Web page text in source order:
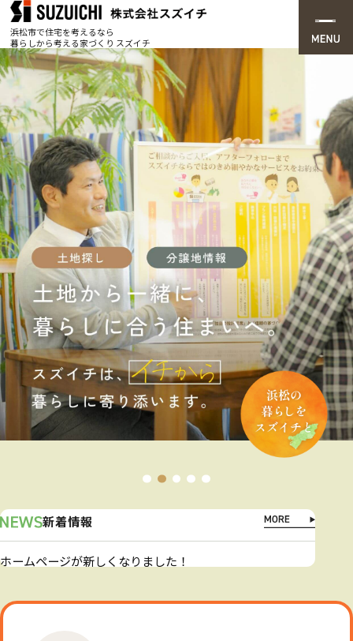
浜松市で住宅を考えるなら
暮らしから考える家づくり スズイチ
新着情報
ホームページが新しくなりました！